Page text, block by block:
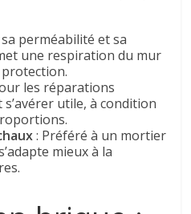
perméabilité et sa
une respiration du mur
les réparations
utile, à condition
: Préféré à un mortier
mieux à la